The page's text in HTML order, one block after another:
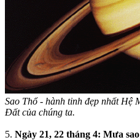
Sao Thổ - hành tinh đẹp nhất Hệ
Đất của chúng ta.
5. Ngày 21, 22 tháng 4: Mưa